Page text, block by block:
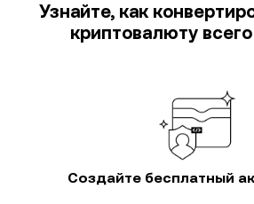
Узнайте, как
криптовалюту
Создайте бесплатный